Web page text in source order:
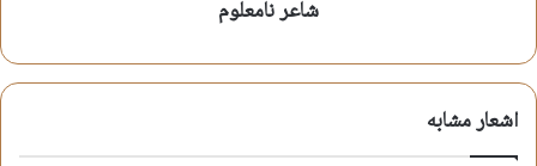
این خلیله یکی از اعجازش
گل نمودن میان آتش بود
تازه یک پنجم از زکاتش بود
شاعر نامعلوم
اشعار مشابه